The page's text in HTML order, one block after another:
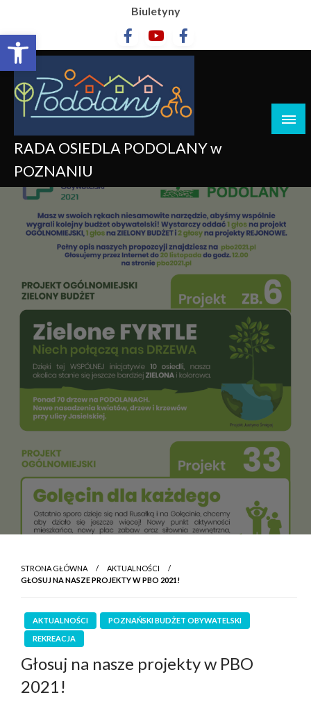
Otwórz pasek narzędzi
Biuletyny
RADA OSIEDLA PODOLANY w
POZNANIU
STRONA GŁÓWNA
AKTUALNOŚCI
GŁOSUJ NA NASZE PROJEKTY W PBO 2021!
AKTUALNOŚCI
POZNAŃSKI BUDŻET OBYWATELSKI
REKREACJA
Głosuj na nasze projekty w PBO
2021!